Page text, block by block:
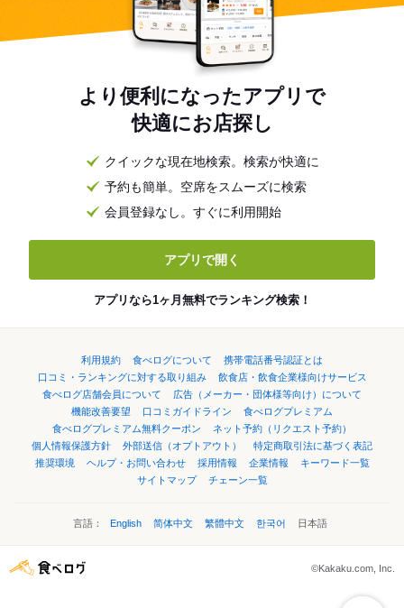
より便利になったアプリで
快適にお店探し
クイックな現在地検索。検索が快適に
予約も簡単。空席をスムーズに検索
会員登録なし。すぐに利用開始
アプリで開く
アプリなら1ヶ月無料でランキング検索！
利用規約 食べログについて
携帯電話番号認証とは
口コミ・ランキングに対する取り組み
飲食店・飲食企業様向けサービス
食べログ店舗会員について
広告（メーカー・団体様等向け）について
機能改善要望
口コミガイドライン
食べログプレミアム
食べログプレミアム無料クーポン
ネット予約（リクエスト予約）
個人情報保護方針
外部送信（オプトアウト）
特定商取引法に基づく表記
推奨環境
ヘルプ・お問い合わせ 採用情報 企業情報
キーワード一覧
サイトマップ
チェーン一覧
言語： English 简体中文 繁體中文 한국어 日本語
©Kakaku.com, Inc.